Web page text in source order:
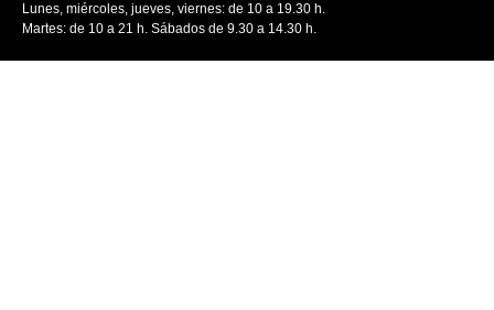
Lunes, miércoles, jueves, viernes: de 10 a 19.30 h.
Martes: de 10 a 21 h. Sábados de 9.30 a 14.30 h.